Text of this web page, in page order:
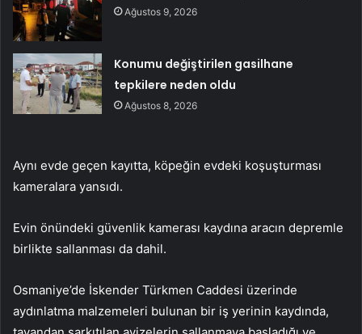
Ağustos 9, 2026
Konumu değiştirilen gasilhane
tepkilere neden oldu
Ağustos 8, 2026
Aynı evde geçen kayıtta, köpeğin evdeki koşuşturması
kameralara yansıdı.
Evin önündeki güvenlik kamerası kaydına aracın depremle
birlikte sallanması da dahil.
Osmaniye’de İskender Türkmen Caddesi üzerinde
aydınlatma malzemeleri bulunan bir iş yerinin kaydında,